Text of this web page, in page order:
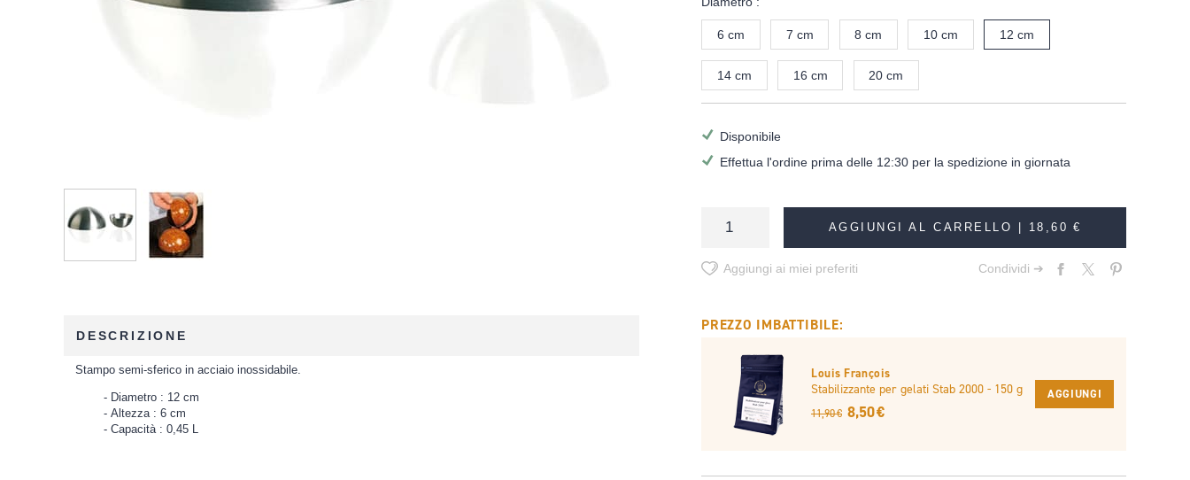
6 cm 7 cm 8 cm 10 cm 12 cm
14 cm 16 cm 20 cm
Disponibile
Effettua l'ordine prima delle 12:30 per la spedizione in giornata
AGGIUNGI AL CARRELLO | 18,60 €
Aggiungi ai miei preferiti Condividi ➔
DESCRIZIONE
Stampo semi-sferico in acciaio inossidabile.
Diametro : 12 cm
Altezza : 6 cm
Capacità : 0,45 L
PREZZO IMBATTIBILE:
Louis François
Stabilizzante per gelati Stab 2000 - 150 g
11,90 € 8,50 €
AGGIUNGI